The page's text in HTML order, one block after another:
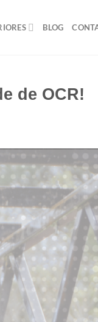
BLOG
de OCR!